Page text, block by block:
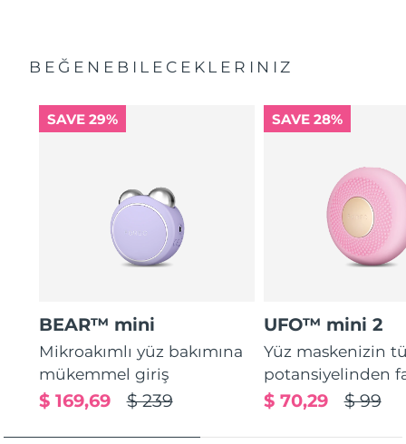
BEĞENEBILECEKLERINIZ
SAVE 29%
BEAR™ mini
Mikroakımlı yüz bakımına
mükemmel giriş
$ 239
$ 169,69
SAVE 28%
UFO™ mini 2
Yüz maskenizin
potansiyelinden
$ 99
$ 70,29